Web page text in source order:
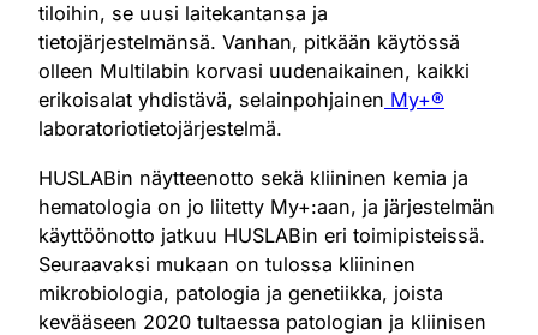
tiloihin, se uusi laitekantansa ja
tietojärjestelmänsä. Vanhan, pitkään käytössä
olleen Multilabin korvasi uudenaikainen, kaikki
erikoisalat yhdistävä, selainpohjainen My+®
laboratoriotietojärjestelmä.
HUSLABin näytteenotto sekä kliininen kemia ja
hematologia on jo liitetty My+:aan, ja järjestelmän
käyttöönotto jatkuu HUSLABin eri toimipisteissä.
Seuraavaksi mukaan on tulossa kliininen
mikrobiologia, patologia ja genetiikka, joista
kevääseen 2020 tultaessa patologian ja kliinisen